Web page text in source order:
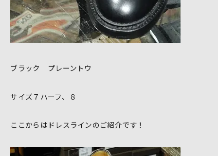
ブラック プレーントウ
サイズ７ハーフ、８
ここからはドレスラインのご紹介です！